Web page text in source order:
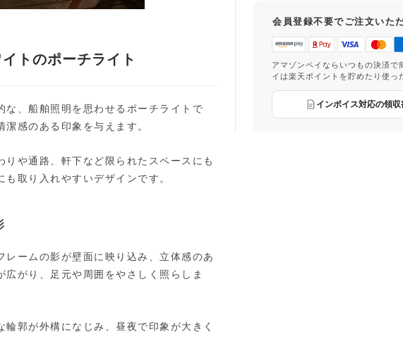
会員登録不要でご注文いた
アマゾンペイならいつもの決済で
イは楽天ポイントを貯めたり使っ
インボイス対応の領
トのポーチライト
、船舶照明を思わせるポーチライトで
感のある印象を与えます。
や通路、軒下など限られたスペースにも
取り入れやすいデザインです。
ームの影が壁面に映り込み、立体感のあ
がり、足元や周囲をやさしく照らしま
郭が外構になじみ、昼夜で印象が大きく